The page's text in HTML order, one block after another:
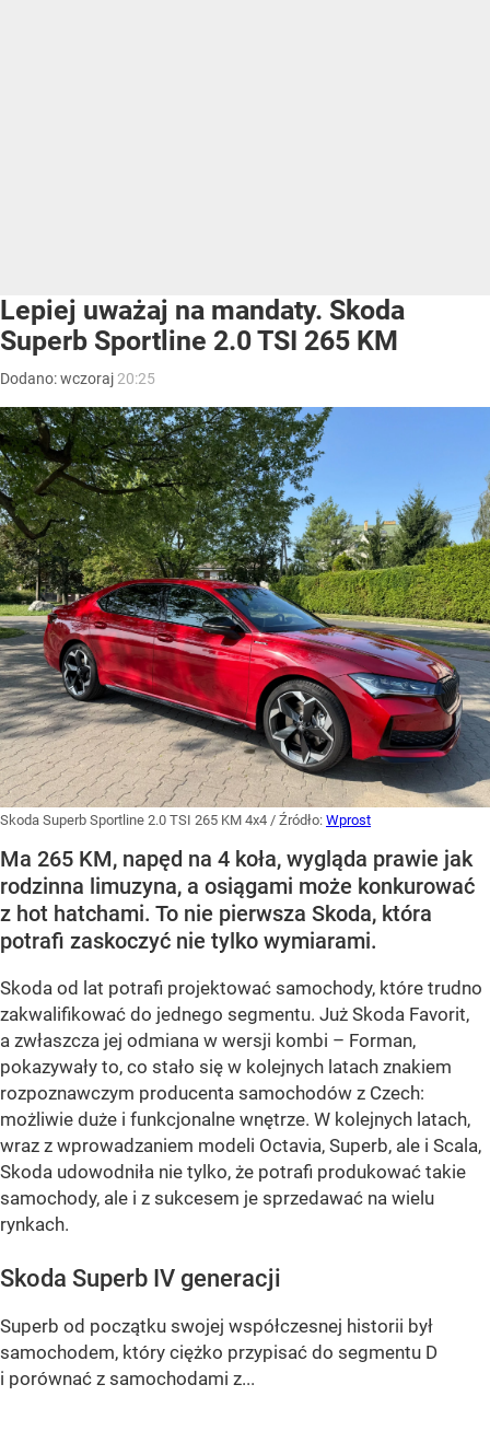
Lepiej uważaj na mandaty. Skoda
Superb Sportline 2.0 TSI 265 KM
Dodano:wczoraj 20:25
Skoda Superb Sportline 2.0 TSI 265 KM 4x4 / Źródło: Wprost
Ma 265 KM, napęd na 4 koła, wygląda prawie jak
rodzinna limuzyna, a osiągami może konkurować
z hot hatchami. To nie pierwsza Skoda, która
potrafi zaskoczyć nie tylko wymiarami.
Skoda od lat potrafi projektować samochody, które trudno
zakwalifikować do jednego segmentu. Już Skoda Favorit,
a zwłaszcza jej odmiana w wersji kombi – Forman,
pokazywały to, co stało się w kolejnych latach znakiem
rozpoznawczym producenta samochodów z Czech:
możliwie duże i funkcjonalne wnętrze. W kolejnych latach,
wraz z wprowadzaniem modeli Octavia, Superb, ale i Scala,
Skoda udowodniła nie tylko, że potrafi produkować takie
samochody, ale i z sukcesem je sprzedawać na wielu
rynkach.
Skoda Superb IV generacji
Superb od początku swojej współczesnej historii był
samochodem, który ciężko przypisać do segmentu D
i porównać z samochodami z...